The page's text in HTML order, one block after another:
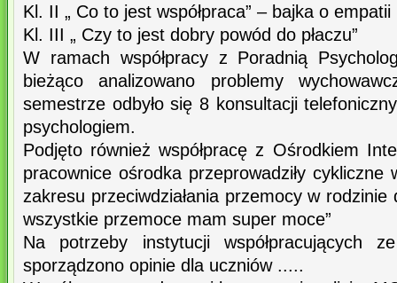
Kl. II „ Co to jest współpraca” – bajka o empatii
Kl. III „ Czy to jest dobry powód do płaczu”
W ramach współpracy z Poradnią
bieżąco analizowano problemy
semestrze odbyło się 8 konsultacji
psychologiem.
Podjęto również współpracę z Ośrodkiem
pracownice ośrodka przeprowadziły
zakresu przeciwdziałania przemocy w
wszystkie przemoce mam super moce”
Na potrzeby instytucji współpracujących
sporządzono opinie dla uczniów .....